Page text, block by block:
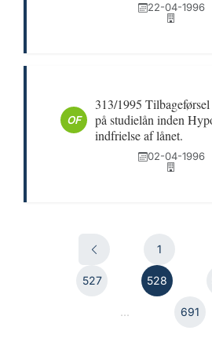
22-04-1996
OF
313/1995
på studielån inden
indfrielse af lånet.
02-04-1996
1
527 528
... 691